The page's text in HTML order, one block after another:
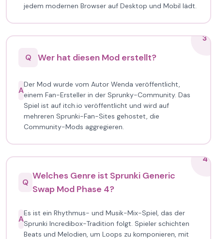
jedem modernen Browser auf Desktop und Mobil lädt.
3
Q
Wer hat diesen Mod erstellt?
A
Der Mod wurde vom Autor Wenda veröffentlicht,
einem Fan-Ersteller in der Sprunky-Community. Das
Spiel ist auf itch.io veröffentlicht und wird auf
mehreren Sprunki-Fan-Sites gehostet, die
Community-Mods aggregieren.
4
Q
Welches Genre ist Sprunki Generic
Swap Mod Phase 4?
A
Es ist ein Rhythmus- und Musik-Mix-Spiel, das der
Sprunki Incredibox-Tradition folgt. Spieler schichten
Beats und Melodien, um Loops zu komponieren, mit